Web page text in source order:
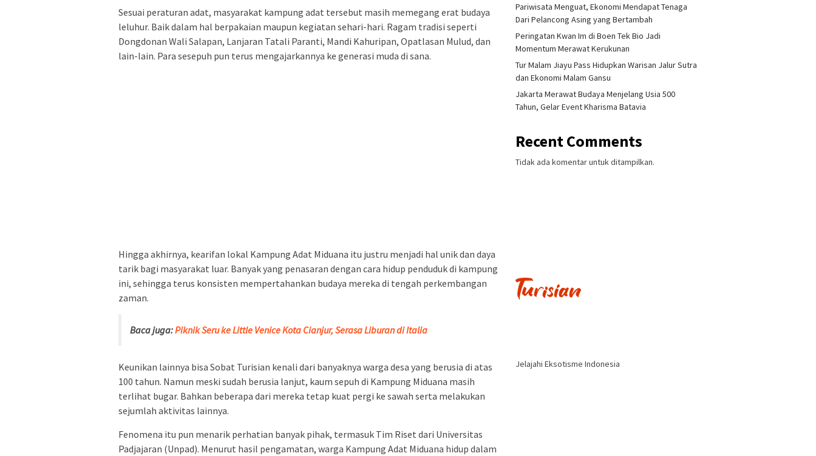
Sesuai peraturan adat, masyarakat kampung adat tersebut masih memegang erat budaya
leluhur. Baik dalam hal berpakaian maupun kegiatan sehari-hari. Ragam tradisi seperti
Dongdonan Wali Salapan, Lanjaran Tatali Paranti, Mandi Kahuripan, Opatlasan Mulud, dan
lain-lain. Para sesepuh pun terus mengajarkannya ke generasi muda di sana.
Hingga akhirnya, kearifan lokal Kampung Adat Miduana itu justru menjadi hal unik dan daya
tarik bagi masyarakat luar. Banyak yang penasaran dengan cara hidup penduduk di kampung
ini, sehingga terus konsisten mempertahankan budaya mereka di tengah perkembangan
zaman.
Baca juga:Piknik Seru ke Little Venice Kota Cianjur, Serasa Liburan di Italia
Keunikan lainnya bisa Sobat Turisian kenali dari banyaknya warga desa yang berusia di atas
100 tahun. Namun meski sudah berusia lanjut, kaum sepuh di Kampung Miduana masih
terlihat bugar. Bahkan beberapa dari mereka tetap kuat pergi ke sawah serta melakukan
sejumlah aktivitas lainnya.
Fenomena itu pun menarik perhatian banyak pihak, termasuk Tim Riset dari Universitas
Padjajaran (Unpad). Menurut hasil pengamatan, warga Kampung Adat Miduana hidup dalam
Pariwisata Menguat, Ekonomi Mendapat Tenaga
Dari Pelancong Asing yang Bertambah
Peringatan Kwan Im di Boen Tek Bio Jadi
Momentum Merawat Kerukunan
Tur Malam Jiayu Pass Hidupkan Warisan Jalur Sutra
dan Ekonomi Malam Gansu
Jakarta Merawat Budaya Menjelang Usia 500
Tahun, Gelar Event Kharisma Batavia
Recent Comments
Tidak ada komentar untuk ditampilkan.
Jelajahi Eksotisme Indonesia